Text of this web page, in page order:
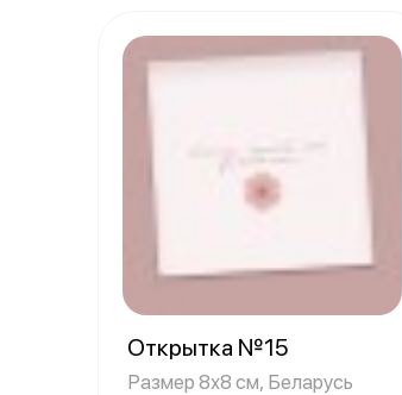
Открытка №15
Размер 8х8 см, Беларусь